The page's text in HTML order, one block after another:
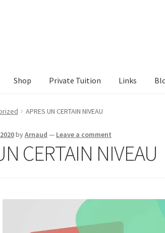
Shop Private Tuition Links
Cart CheckoutContactContact Me
CategoriesEventsLocations
APRES UN CERTAIN NIVEAU
byArnaud — Leave a comment
CERTAIN NIVEAU